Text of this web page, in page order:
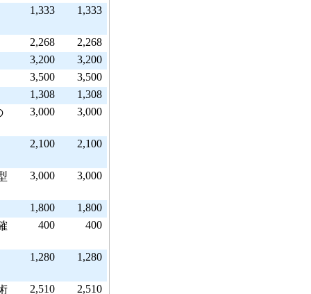
1,333
1,333
2,268
2,268
3,200
3,200
3,500
3,500
1,308
1,308
3,000 3,000
2,100 2,100
3,000 3,000
1,800
1,800
400 400
1,280 1,280
2,510 2,510